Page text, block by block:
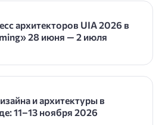
архитекторов UIA 2026 в
28 июня — 2 июля
и архитектуры в
11–13 ноября 2026